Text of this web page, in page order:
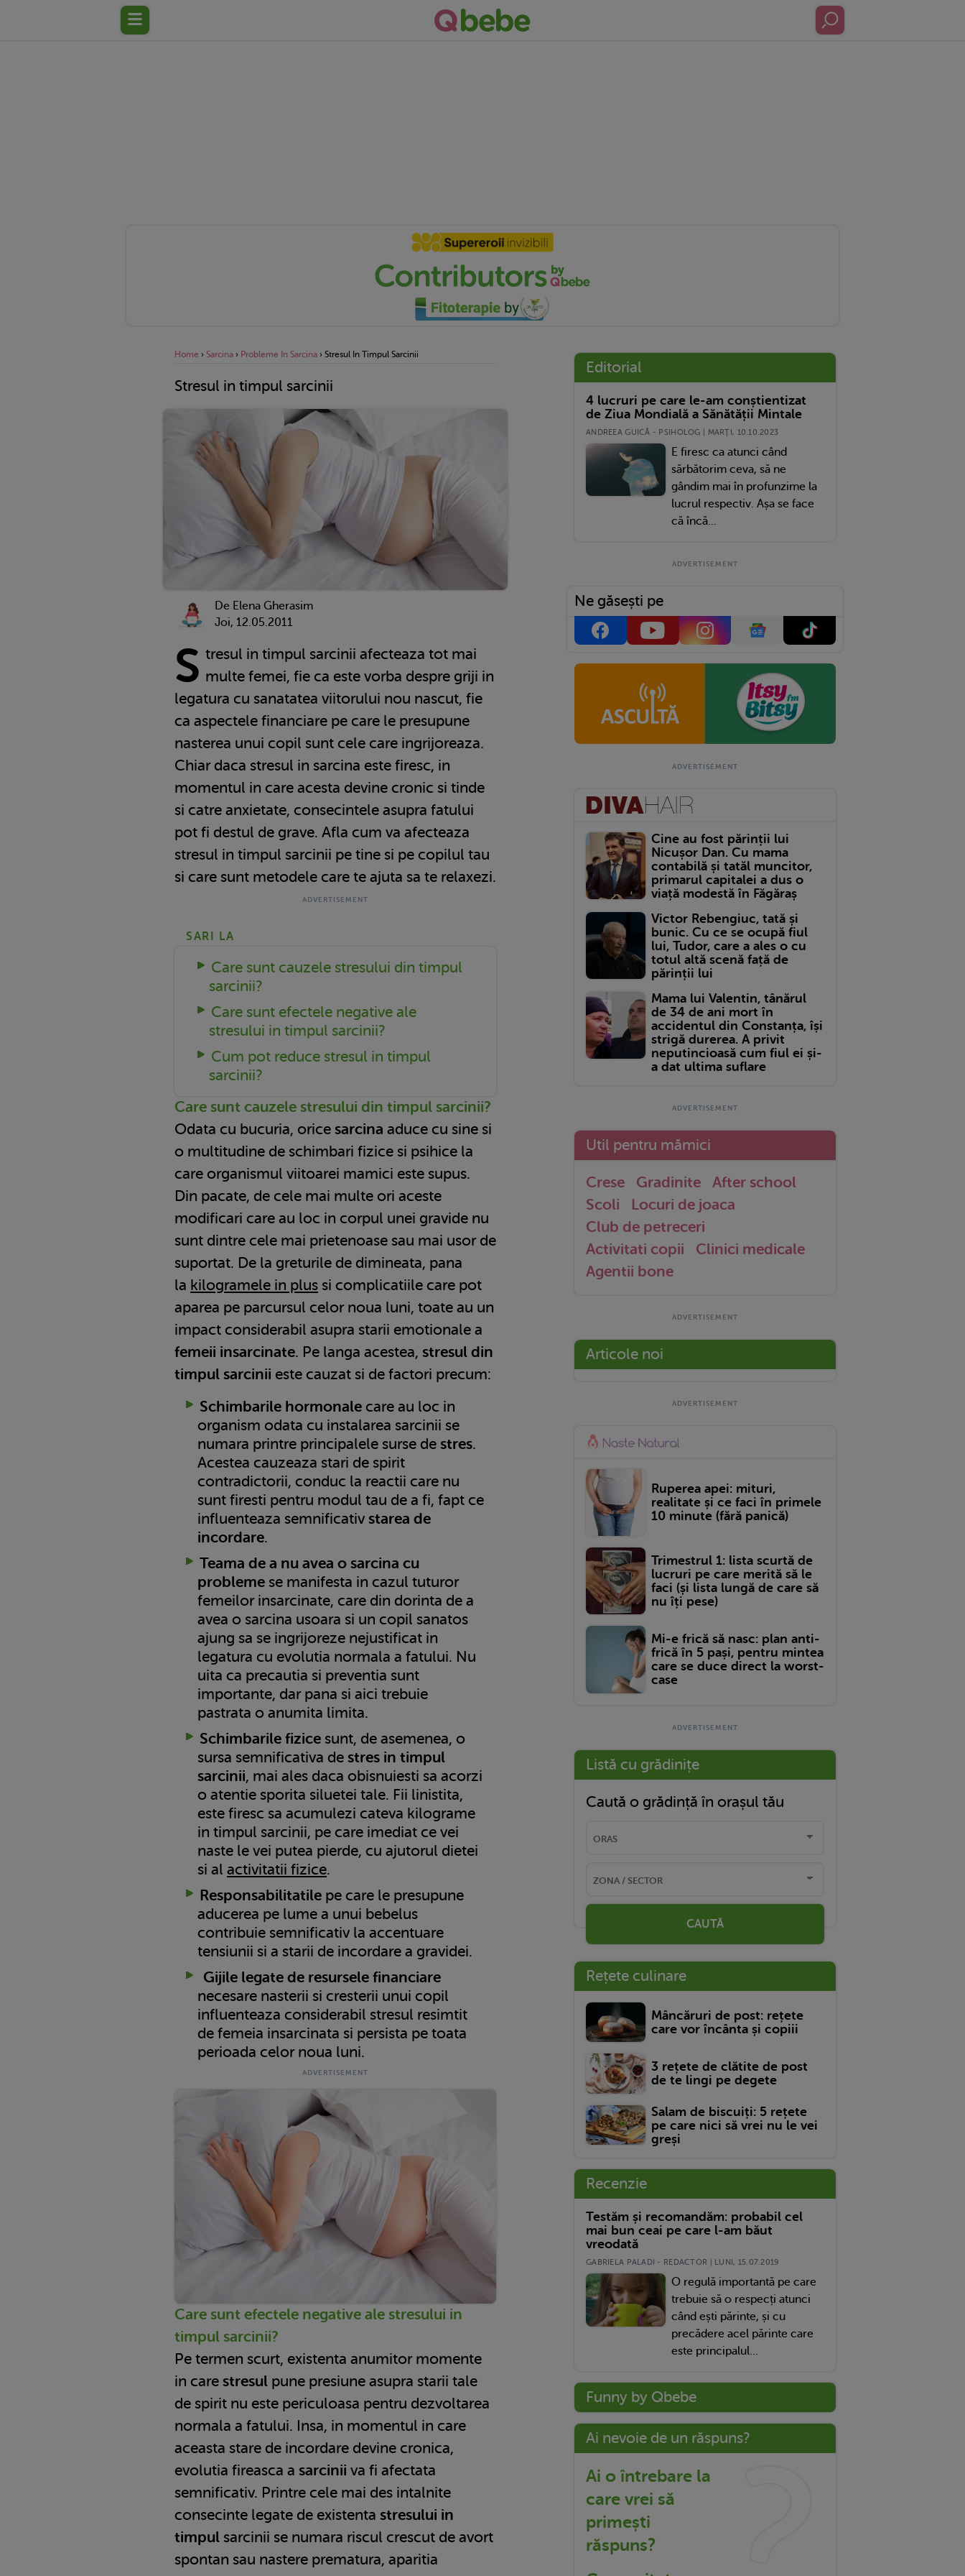
Home › Sarcina › Probleme In Sarcina › Stresul In Timpul Sarcinii
Stresul in timpul sarcinii
De Elena Gherasim
Joi, 12.05.2011
S tresul in timpul sarcinii afecteaza tot mai
multe femei, fie ca este vorba despre griji in
legatura cu sanatatea viitorului nou nascut, fie
ca aspectele financiare pe care le presupune
nasterea unui copil sunt cele care ingrijoreaza.
Chiar daca stresul in sarcina este firesc, in
momentul in care acesta devine cronic si tinde
si catre anxietate, consecintele asupra fatului
pot fi destul de grave. Afla cum va afecteaza
stresul in timpul sarcinii pe tine si pe copilul tau
si care sunt metodele care te ajuta sa te relaxezi.
SARI LA
Care sunt cauzele stresului din timpul
sarcinii?
Care sunt efectele negative ale
stresului in timpul sarcinii?
Cum pot reduce stresul in timpul
sarcinii?
Care sunt cauzele stresului din timpul sarcinii?
Odata cu bucuria, orice sarcina aduce cu sine si
o multitudine de schimbari fizice si psihice la
care organismul viitoarei mamici este supus.
Din pacate, de cele mai multe ori aceste
modificari care au loc in corpul unei gravide nu
sunt dintre cele mai prietenoase sau mai usor de
suportat. De la greturile de dimineata, pana
la kilogramele in plus si complicatiile care pot
aparea pe parcursul celor noua luni, toate au un
impact considerabil asupra starii emotionale a
femeii insarcinate. Pe langa acestea, stresul din
timpul sarcinii este cauzat si de factori precum:
Schimbarile hormonalecare au loc in
organism odata cu instalarea sarcinii se
numara printre principalele surse de stres.
Acestea cauzeaza stari de spirit
contradictorii, conduc la reactii care nu
sunt firesti pentru modul tau de a fi, fapt ce
influenteaza semnificativ starea de
incordare.
Teama de a nu avea o sarcina cu
probleme se manifesta in cazul tuturor
femeilor insarcinate, care din dorinta de a
avea o sarcina usoara si un copil sanatos
ajung sa se ingrijoreze nejustificat in
legatura cu evolutia normala a fatului. Nu
uita ca precautia si preventia sunt
importante, dar pana si aici trebuie
pastrata o anumita limita.
Schimbarile fizicesunt, de asemenea, o
sursa semnificativa de stres in timpul
sarcinii, mai ales daca obisnuiesti sa acorzi
o atentie sporita siluetei tale. Fii linistita,
este firesc sa acumulezi cateva kilograme
in timpul sarcinii, pe care imediat ce vei
naste le vei putea pierde, cu ajutorul dietei
si al activitatii fizice.
Responsabilitatilepe care le presupune
aducerea pe lume a unui bebelus
contribuie semnificativ la accentuare
tensiunii si a starii de incordare a gravidei.
Gijile legate de resursele financiare
necesare nasterii si cresterii unui copil
influenteaza considerabil stresul resimtit
de femeia insarcinata si persista pe toata
perioada celor noua luni.
Care sunt efectele negative ale stresului in
timpul sarcinii?
Pe termen scurt, existenta anumitor momente
in care stresul pune presiune asupra starii tale
de spirit nu este periculoasa pentru dezvoltarea
normala a fatului. Insa, in momentul in care
aceasta stare de incordare devine cronica,
evolutia fireasca a sarcinii va fi afectata
semnificativ. Printre cele mai des intalnite
consecinte legate de existenta stresului in
timpul sarcinii se numara riscul crescut de avort
spontan sau nastere prematura, aparitia
Editorial
4 lucruri pe care le-am conștientizat
de Ziua Mondială a Sănătății Mintale
ANDREEA GUICĂ - PSIHOLOG | MARŢI, 10.10.2023
E firesc ca atunci când
sărbătorim ceva, să ne
gândim mai în profunzime la
lucrul respectiv. Așa se face
că încă...
Ne găsești pe
Cine au fost părinții lui
Nicușor Dan. Cu mama
contabilă și tatăl muncitor,
primarul capitalei a dus o
viață modestă în Făgăraș
Victor Rebengiuc, tată și
bunic. Cu ce se ocupă fiul
lui, Tudor, care a ales o cu
totul altă scenă față de
părinții lui
Mama lui Valentin, tânărul
de 34 de ani mort în
accidentul din Constanța, își
strigă durerea. A privit
neputincioasă cum fiul ei și-
a dat ultima suflare
Util pentru mămici
Crese Gradinite
After school
Scoli
Locuri de joaca
Club de petreceri
Activitati copii
Clinici medicale
Agentii bone
Articole noi
Ruperea apei: mituri,
realitate și ce faci în primele
10 minute (fără panică)
Trimestrul 1: lista scurtă de
lucruri pe care merită să le
faci (și lista lungă de care să
nu îți pese)
Mi-e frică să nasc: plan anti-
frică în 5 pași, pentru mintea
care se duce direct la worst-
case
Listă cu grădinițe
Caută o grădință în orașul tău
CAUTĂ
Rețete culinare
Mâncăruri de post: rețete
care vor încânta și copiii
3 rețete de clătite de post
de te lingi pe degete
Salam de biscuiți: 5 rețete
pe care nici să vrei nu le vei
greși
Recenzie
Testăm și recomandăm: probabil cel
mai bun ceai pe care l-am băut
vreodată
GABRIELA PALADI - REDACTOR | LUNI, 15.07.2019
O regulă importantă pe care
trebuie să o respecți atunci
când ești părinte, și cu
precădere acel părinte care
este principalul...
Funny by Qbebe
Ai nevoie de un răspuns?
Ai o întrebare la
care vrei să
primești
răspuns?